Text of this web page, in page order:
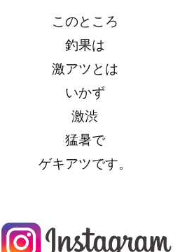
このところ
釣果は
激アツとは
いかず
激渋
猛暑で
ゲキアツです。